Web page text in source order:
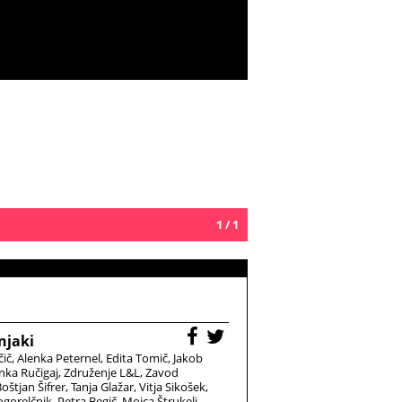
1 / 1
Alenka Peternel Edita Tomič Jakob
Ručigaj Združenje L&L Zavod
Šifrer Tanja Glažar Vitja Sikošek